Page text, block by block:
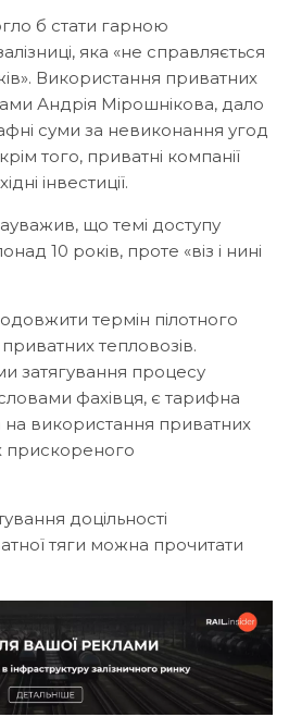
б стати гарною
яка «не справляється
Використання приватних
Андрія Мірошнікова, дало
суми за невиконання угод
того, приватні компанії
інвестиції.
що темі доступу
10 років, проте «віз і нині
термін пілотного
тепловозів.
затягування процесу
словами фахівця, є тарифна
на використання приватних
прискореного
доцільності
тяги можна прочитати